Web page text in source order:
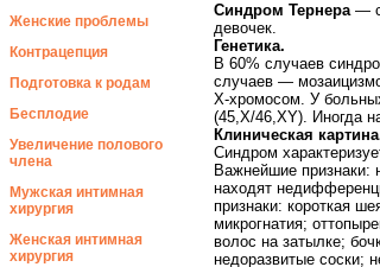
Женские проблемы
Контрацепция
Подготовка к родам
Бесплодие
Увеличение полового
члена
Мужская интимная
хирургия
Женская интимная
хирургия
Синдром Тернера—
девочек.
Генетика.
В 60% случаев
случаев —
X-хромосом. У
(45,X/46,XY). Иногда
Клиническая
Синдром
Важнейшие признаки:
находят
признаки: короткая
микрогнатия;
волос на затылке;
недоразвитые соски;